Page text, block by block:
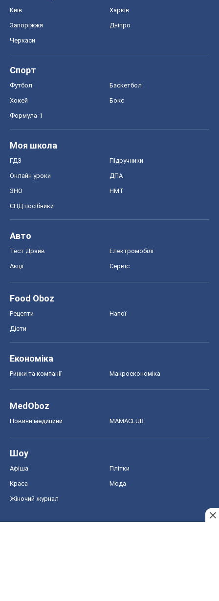
Київ Харків
Запоріжжя Дніпро
Черкаси
Спорт
Футбол Баскетбол
Хокей Бокс
Формула-1
Моя школа
ГДЗ Підручники
Онлайн уроки ДПА
ЗНО НМТ
СНД посібники
Авто
Тест Драйв Електромобілі
Акції Сервіс
Food Oboz
Рецепти Напої
Дієти
Економіка
Ринки та компанії Макроекономіка
MedOboz
Новини медицини MAMACLUB
Шоу
Афіша Плітки
Краса Мода
Жіночий журнал